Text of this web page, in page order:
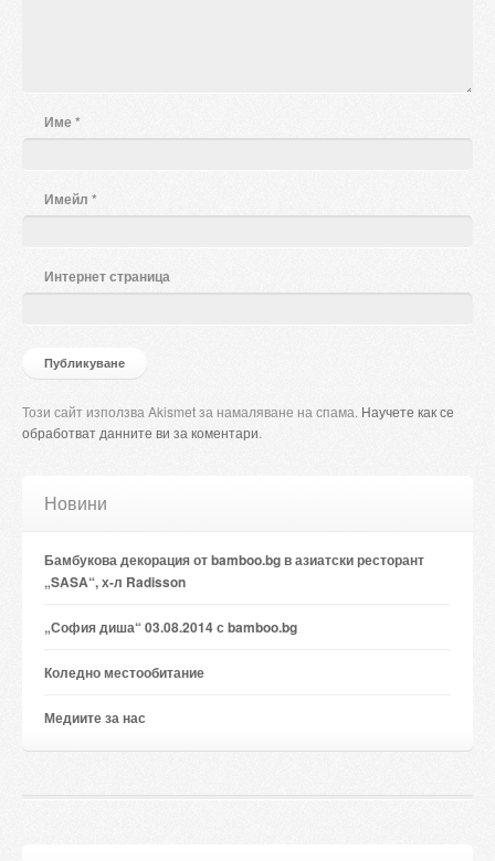
Име*
Имейл *
Интернет страница
Този сайт използва Akismet за намаляване на спама. Научете как се
обработват данните ви за коментари.
Новини
Бамбукова декорация от bamboo.bg в азиатски ресторант
„SASA“, х-л Radisson
„София диша“ 03.08.2014 с bamboo.bg
Коледно местообитание
Медиите за нас